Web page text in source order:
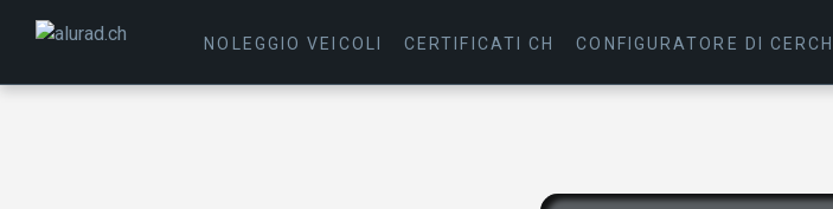
NOLEGGIO VEICOLI CERTIFICATI CH CONFIGURATORE DI CERCHI